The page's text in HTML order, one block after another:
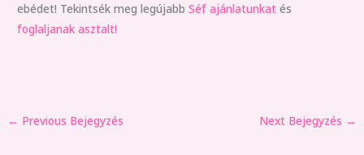
ebédet! Tekintsék meg legújabbSéf ajánlatunkat és
foglaljanak asztalt!
← Previous Bejegyzés Next Bejegyzés →